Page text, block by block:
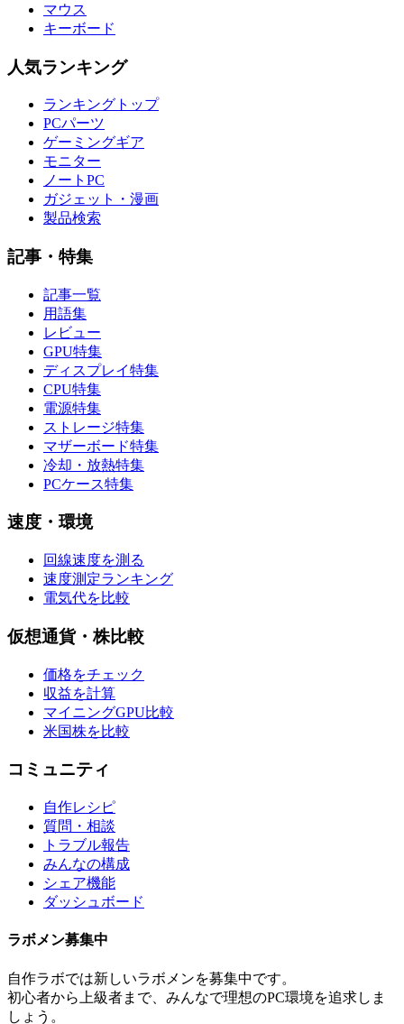
マウス
キーボード
人気ランキング
ランキングトップ
PCパーツ
ゲーミングギア
モニター
ノートPC
ガジェット・漫画
製品検索
記事・特集
記事一覧
用語集
レビュー
GPU特集
ディスプレイ特集
CPU特集
電源特集
ストレージ特集
マザーボード特集
冷却・放熱特集
PCケース特集
速度・環境
回線速度を測る
速度測定ランキング
電気代を比較
仮想通貨・株比較
価格をチェック
収益を計算
マイニングGPU比較
米国株を比較
コミュニティ
自作レシピ
質問・相談
トラブル報告
みんなの構成
シェア機能
ダッシュボード
ラボメン募集中
自作ラボでは新しいラボメンを募集中です。
初心者から上級者まで、みんなで理想のPC環境を追求しま
しょう。